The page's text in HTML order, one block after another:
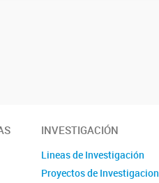
INVESTIGACIÓN
Lineas de Investigación
Proyectos de Investigacion